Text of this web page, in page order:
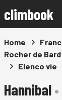
climbook
Home
Rocher de
Elenco vie
Hannibal•